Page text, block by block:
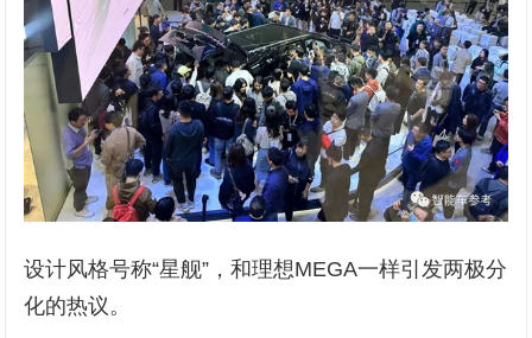
设计风格号称“星舰”，和理想MEGA一样引发两极分
化的热议。